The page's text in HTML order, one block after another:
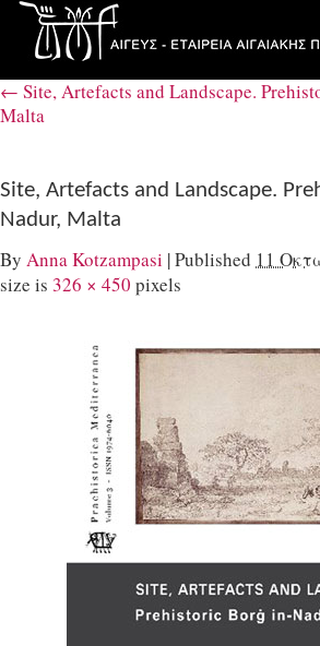
← Site, Artefacts and Landscape.
Malta
Site, Artefacts and Landscape.
Nadur, Malta
By Anna Kotzampasi |Published 11
size is 326 × 450 pixels